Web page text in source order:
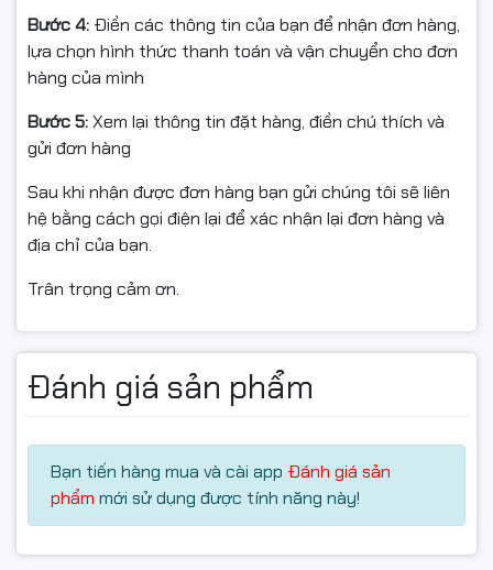
Bước 4: Điền các thông tin của bạn để nhận đơn hàng,
lựa chọn hình thức thanh toán và vận chuyển cho đơn
hàng của mình
Bước 5:Xem lại thông tin đặt hàng, điền chú thích và
gửi đơn hàng
Sau khi nhận được đơn hàng bạn gửi chúng tôi sẽ liên
hệ bằng cách gọi điện lại để xác nhận lại đơn hàng và
địa chỉ của bạn.
Trân trọng cảm ơn.
Đánh giá sản phẩm
Bạn tiến hàng mua và cài app Đánh giá sản
phẩm mới sử dụng được tính năng này!